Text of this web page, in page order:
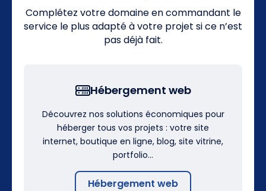
Complétez votre domaine en commandant le
service le plus adapté à votre projet si ce n’est
pas déjà fait.
Hébergement web
Découvrez nos solutions économiques pour
héberger tous vos projets : votre site
internet, boutique en ligne, blog, site vitrine,
portfolio…
Hébergement web